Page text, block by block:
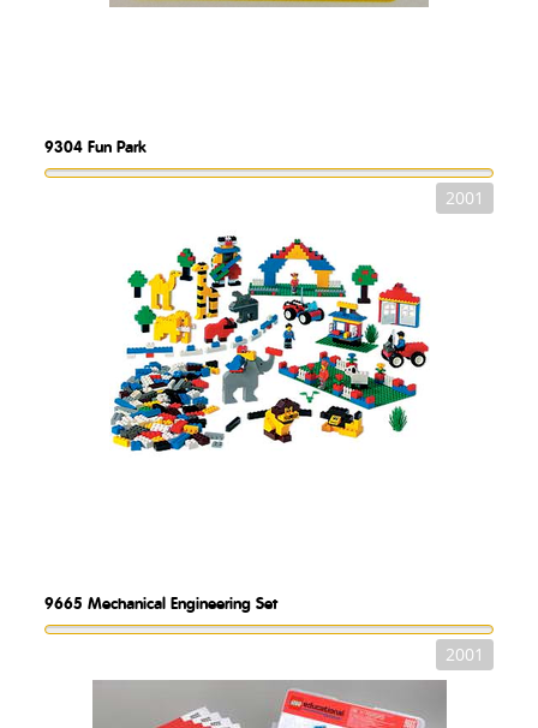
9304 Fun Park
2001
9665 Mechanical Engineering Set
2001